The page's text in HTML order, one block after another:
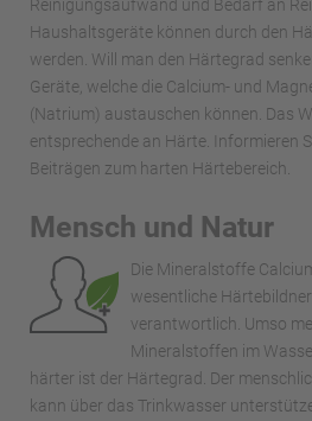
Reinigungsaufwand und Bedarf an
Haushaltsgeräte können durch den
werden. Will man den Härtegrad
Geräte, welche die Calcium- und
(Natrium) austauschen können. Das
entsprechende an Härte. Informieren
Beiträgen zum harten Härtebereich.
Mensch und Natur
Die Mineralstoffe
wesentliche
verantwortlich. Umso
Mineralstoffen im
härter ist der Härtegrad. Der
kann über das Trinkwasser